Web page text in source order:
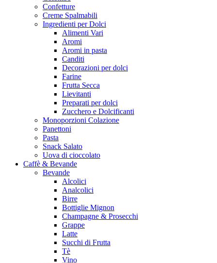
Confetture
Creme Spalmabili
Ingredienti per Dolci
Alimenti Vari
Aromi
Aromi in pasta
Canditi
Decorazioni per dolci
Farine
Frutta Secca
Lievitanti
Preparati per dolci
Zucchero e Dolcificanti
Monoporzioni Colazione
Panettoni
Pasta
Snack Salato
Uova di cioccolato
Caffè & Bevande
Bevande
Alcolici
Analcolici
Birre
Bottiglie Mignon
Champagne & Prosecchi
Grappe
Latte
Succhi di Frutta
Tè
Vino